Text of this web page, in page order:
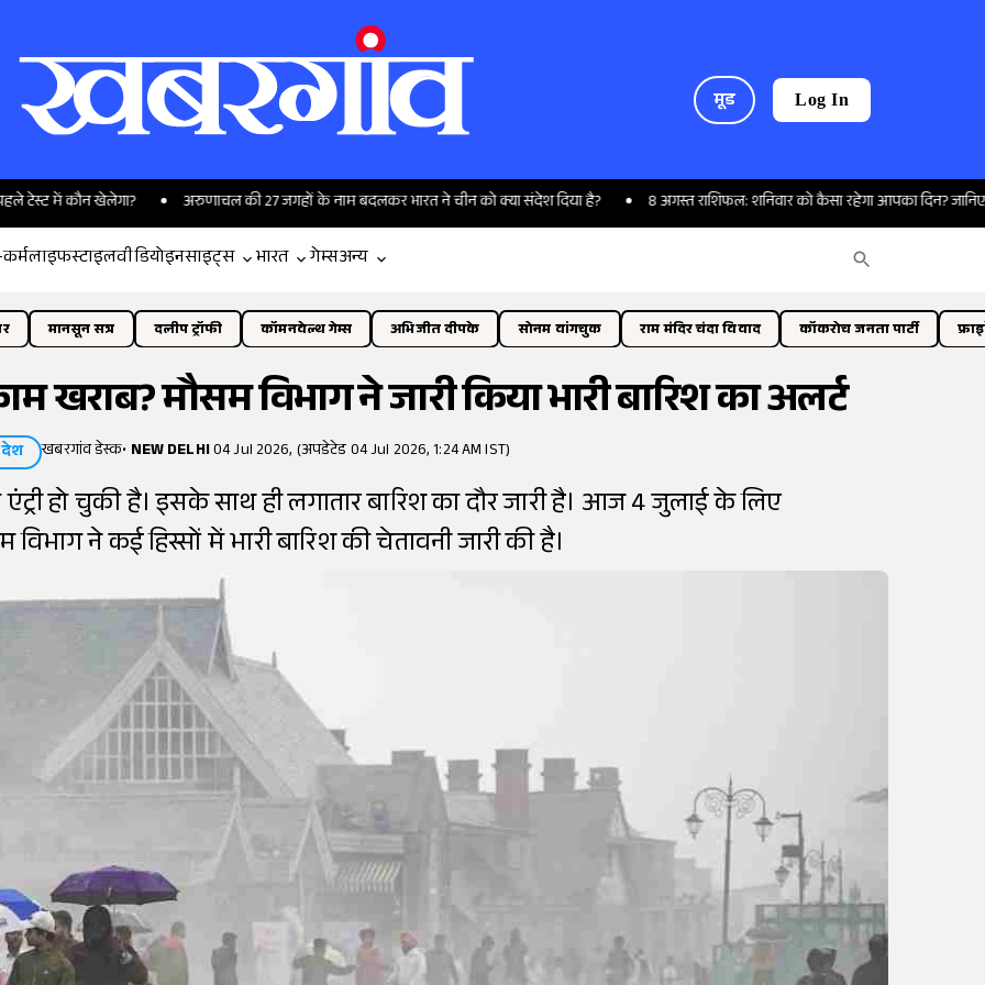
मूड Log In
में कौन खेलेगा? अरुणाचल की 27 जगहों के नाम बदलकर भारत ने चीन को क्या संदेश दिया है? 8 अगस्त राशिफल: शनिवार को कैसा रहेगा आपका दिन? जानिए
लाइफस्टाइलवीडियोइनसाइट्स भारत गेम्सअन्य
मानसून सत्र दलीप ट्रॉफी कॉमनवेल्थ गेम्स अभिजीत दीपके सोनम वांगचुक राम मंदिर चंदा विवाद कॉकरोच जनता पार्टी
खराब? मौसम विभाग ने जारी किया भारी बारिश का अलर्ट
देश खबरगांव डेस्क• NEW DELHI04 Jul 2026, (अपडेटेड 04 Jul 2026, 1:24 AM IST)
हो चुकी है। इसके साथ ही लगातार बारिश का दौर जारी है। आज 4 जुलाई के लिए
विभाग ने कई हिस्सों में भारी बारिश की चेतावनी जारी की है।